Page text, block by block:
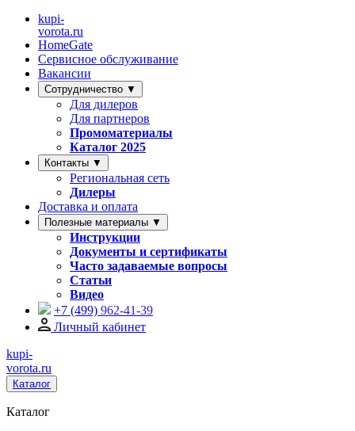
kupi-
vorota.ru
HomeGate
Сервисное обслуживание
Вакансии
Сотрудничество ▼
Для дилеров
Для партнеров
Промоматериалы
Каталог 2025
Контакты ▼
Региональная сеть
Дилеры
Доставка и оплата
Полезные материалы ▼
Инструкции
Документы и сертификаты
Часто задаваемые вопросы
Статьи
Видео
+7 (499) 962-41-39
Личный кабинет
kupi-
vorota.ru
Каталог
Каталог